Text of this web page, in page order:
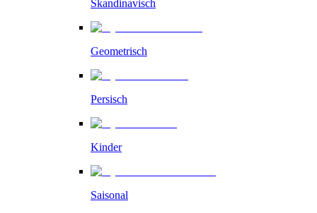
Skandinavisch
Geometrisch
Persisch
Kinder
Saisonal